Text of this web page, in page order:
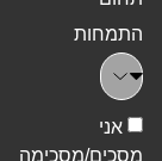
התמחות
אני
מסכים/מסכימה